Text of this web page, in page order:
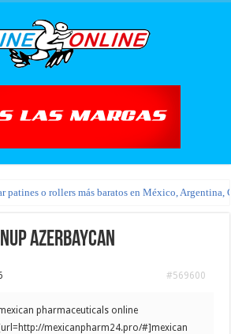
patines o rollers más baratos en México, Argentina,
azerbaycan
#569600
pharmaceuticals online
[url=http://mexicanpharm24.pro/#]mexican